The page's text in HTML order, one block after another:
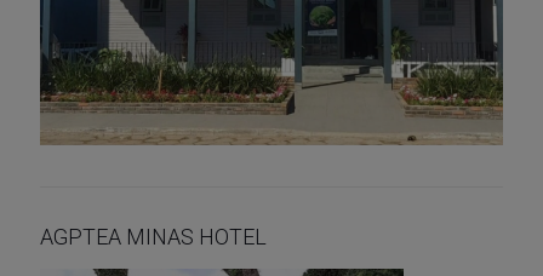
AGPTEA MINAS HOTEL